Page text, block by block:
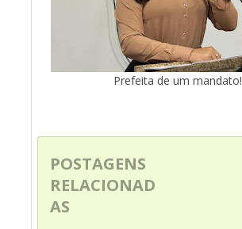
Prefeita de um mandato!
POSTAGENS
RELACIONAD
AS